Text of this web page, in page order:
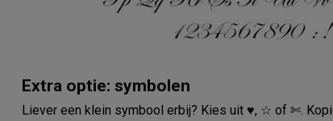
Extra optie: symbolen
Liever een klein symbool erbij? Kies uit ♥, ☆ of ✄.